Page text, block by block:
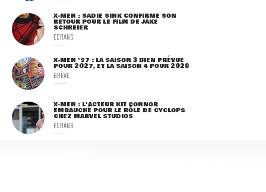
X-MEN : SADIE SINK CONFIRME SON
RETOUR POUR LE FILM DE JAKE
SCHREIER
ECRANS
X-MEN '97 : LA SAISON 3 BIEN PRÉVUE
POUR 2027, ET LA SAISON 4 POUR 2028
BRÈVE
X-MEN : L'ACTEUR KIT CONNOR
EMBAUCHÉ POUR LE RÔLE DE CYCLOPS
CHEZ MARVEL STUDIOS
ECRANS